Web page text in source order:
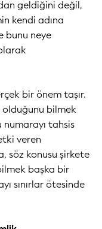
geldiğini değil,
kendi adına
bunu neye
bir önem taşır.
olduğunu bilmek
numarayı tahsis
veren
söz konusu şirkete
başka bir
sınırlar ötesinde